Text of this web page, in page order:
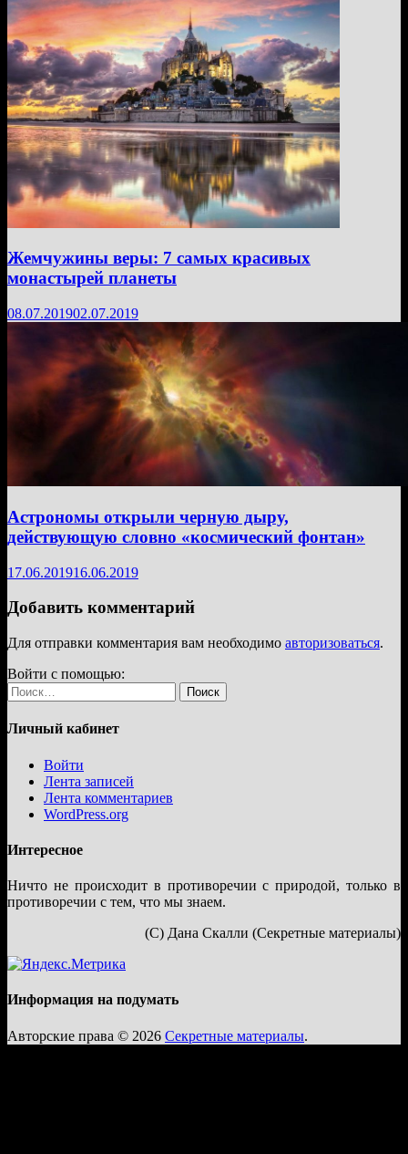
Жемчужины веры: 7 самых красивых
монастырей планеты
08.07.201902.07.2019
Астрономы открыли черную дыру,
действующую словно «космический фонтан»
17.06.201916.06.2019
Добавить комментарий
Для отправки комментария вам необходимо авторизоваться.
Войти с помощью:
Найти:
Личный кабинет
Войти
Лента записей
Лента комментариев
WordPress.org
Интересное
Ничто не происходит в противоречии с природой, только в
противоречии с тем, что мы знаем.
(С) Дана Скалли (Секретные материалы)
Информация на подумать
Авторские права © 2026 Секретные материалы.